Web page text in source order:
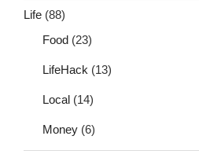
Life (88)
Food (23)
LifeHack (13)
Local (14)
Money (6)